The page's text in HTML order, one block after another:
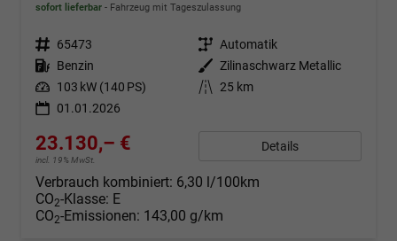
sofort lieferbar Fahrzeug mit Tageszulassung
Fahrzeugnr. 65473 Getriebe Automatik
Kraftstoff Benzin Außenfarbe Zilinaschwarz Metallic
Leistung 103 kW (140 PS) Kilometerstand 25 km
01.01.2026
23.130,– €
incl. 19% MwSt.
Details
Verbrauch kombiniert: 6,30 l/100km
CO2-Klasse: E
CO2-Emissionen: 143,00 g/km